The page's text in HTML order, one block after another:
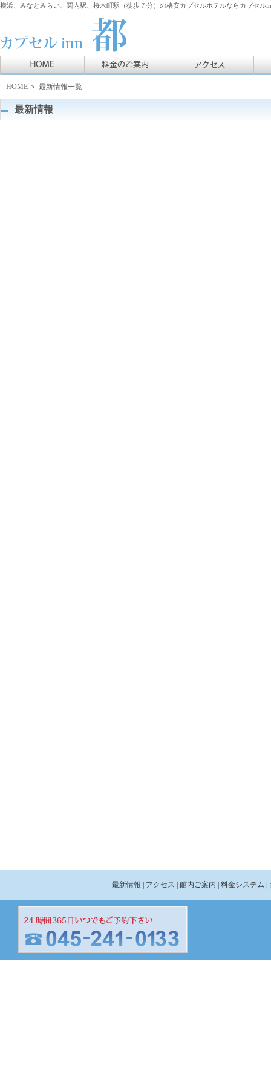
横浜、みなとみらい、関内駅、桜木町駅（徒歩７分）の格安カプセルホテルならカプセル
HOME ＞ 最新情報一覧
最新情報
最新情報 | アクセス | 館内ご案内 | 料金システム